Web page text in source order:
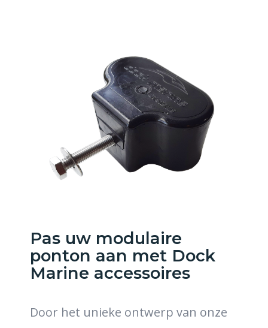
Pas uw modulaire
ponton aan met Dock
Marine accessoires
Door het unieke ontwerp van onze